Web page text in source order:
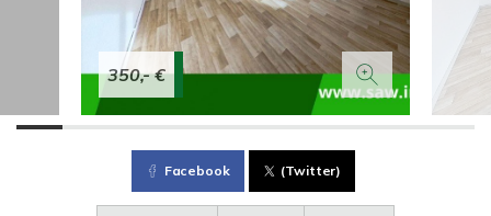
350,- €
Facebook (Twitter)